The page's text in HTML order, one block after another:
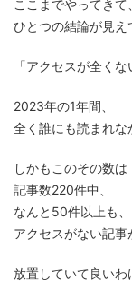
ここまでやってきて、
ひとつの結論が見え
「アクセスが全く
2023年の1年間、
全く誰にも読まれな
しかもこのその数は
記事数220件中、
なんと50件以上も、
アクセスがない記事
放置していて良いわ